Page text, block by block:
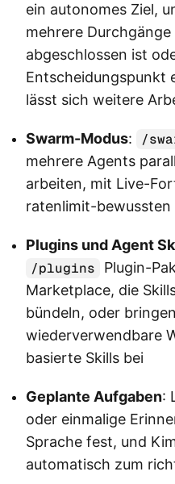
ein autonomes Ziel,
mehrere
abgeschlossen ist
Entscheidungspunkt
lässt sich weitere
Swarm-Modus: /
mehrere Agents
arbeiten, mit Live-
ratenlimit-bewussten
Plugins und Agent
/plugins
Plugin-
Marketplace, die
bündeln, oder
wiederverwendbare
basierte Skills bei
Geplante Aufgaben:
oder einmalige
Sprache fest, und
automatisch zum